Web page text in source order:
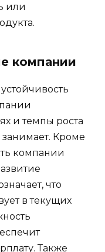
или
компании
и темпы роста
Кроме
компании
что
в текущих
Также